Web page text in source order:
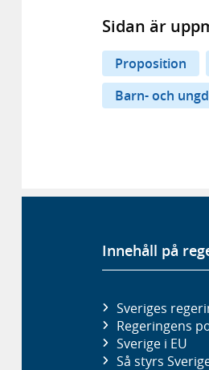
Sidan är
Proposition
Barn- och
Innehåll på
Sveriges
Regeringens
Sverige i EU
Så styrs